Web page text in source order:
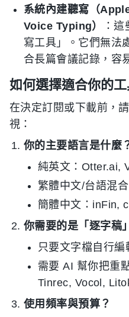
系統內建聽寫（
Voice Typing）
：
寫工具」。它們無法
合長篇會議記錄，容
如何選擇適合你的
在決定訂閱或下載前，
視：
你的主要語言是什麼
純英文：Otter.ai,
繁體中文/台語混
簡體中文：inFin,
你需要的是「逐字稿
只要文字檔自行
需要 AI 幫你把重
Tinrec, Vocol,
使用頻率與預算？